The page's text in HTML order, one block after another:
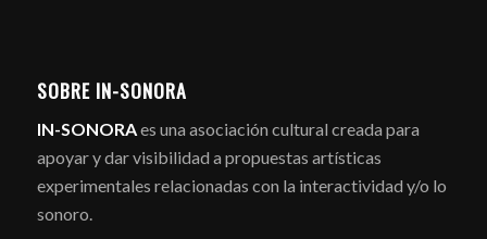
SOBRE IN-SONORA
IN-SONORAes una asociación cultural creada para
apoyar y dar visibilidad a propuestas artísticas
experimentales relacionadas con la interactividad y/o lo
sonoro.